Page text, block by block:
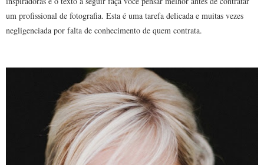
um profissional de fotografia. Esta é uma tarefa delicada e muitas vezes
negligenciada por falta de conhecimento de quem contrata.